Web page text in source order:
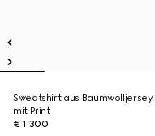
Sweatshirt aus Baumwolljersey
mit Print
€ 1.300